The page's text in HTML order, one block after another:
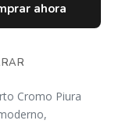
ahora
Cromo Piura